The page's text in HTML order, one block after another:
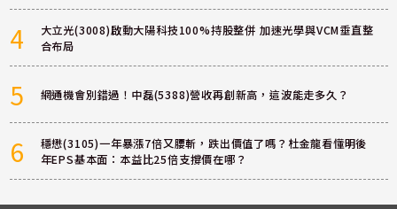
4
大立光(3008)啟動大陽科技100%持股整併 加速光學與VCM垂直整
合布局
5 網通機會別錯過！中磊(5388)營收再創新高，這波能走多久？
6
穩懋(3105)一年暴漲7倍又腰斬，跌出價值了嗎？杜金龍看懂明後
年EPS基本面：本益比25倍支撐價在哪？